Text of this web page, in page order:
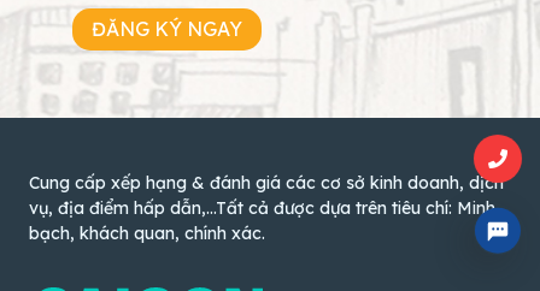
ĐĂNG KÝ NGAY
Cung cấp xếp hạng & đánh giá các cơ sở kinh doanh, dịch
vụ, địa điểm hấp dẫn,...Tất cả được dựa trên tiêu chí: Minh
bạch, khách quan, chính xác.